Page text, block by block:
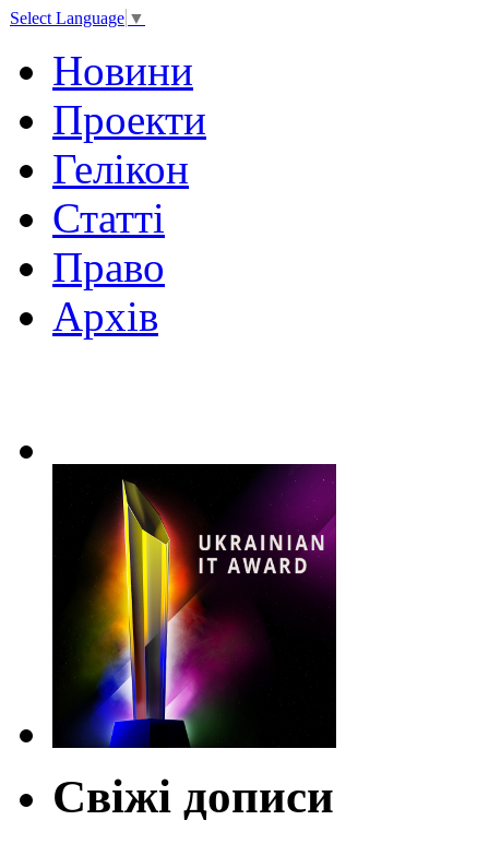
Select Language ▼
Новини
Проекти
Гелікон
Статті
Право
Архів
Свіжі дописи